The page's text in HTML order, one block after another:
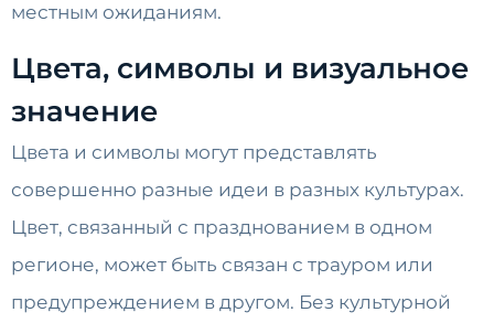
местным ожиданиям.
Цвета, символы и визуальное
значение
Цвета и символы могут представлять
совершенно разные идеи в разных культурах.
Цвет, связанный с празднованием в одном
регионе, может быть связан с трауром или
предупреждением в другом. Без культурной